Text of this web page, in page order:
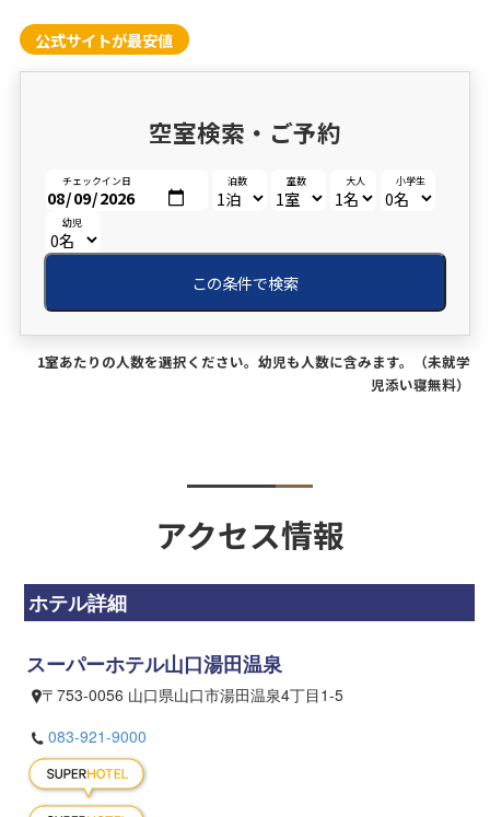
公式サイトが最安値
空室検索・ご予約
チェックイン日 泊数 室数 大人 小学生
幼児
この条件で検索
1室あたりの人数を選択ください。幼児も人数に含みます。（未就学
児添い寝無料）
アクセス情報